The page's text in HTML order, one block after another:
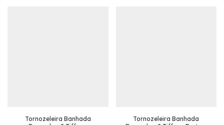
Tornozeleira Banhada
Tornozeleira Banhada